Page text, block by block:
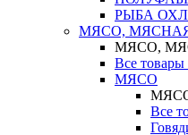
РЫБА
МЯСО,
МЯСО,
Все товары
МЯСО
Все